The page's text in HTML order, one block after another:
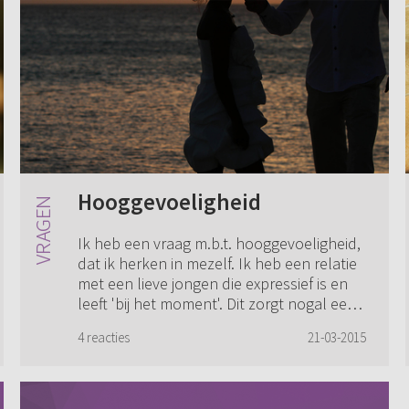
Hooggevoeligheid
Ik heb een vraag m.b.t. hooggevoeligheid,
dat ik herken in mezelf. Ik heb een relatie
met een lieve jongen die expressief is en
leeft 'bij het moment'. Dit zorgt nogal eens
4 reacties 21-03-2015